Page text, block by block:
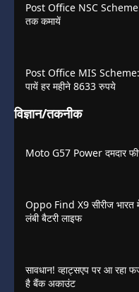
Post Office NSC Scheme:
तक कमायें
Post Office MIS Scheme:
पायें हर महीने 8633 रुपये
विज्ञान/तकनीक
Moto G57 Power दमदार
Oppo Find X9 सीरीज भारत
लंबी बैटरी लाइफ
सावधान! व्हाट्सएप पर आ रहा
है बैंक अकाउंट